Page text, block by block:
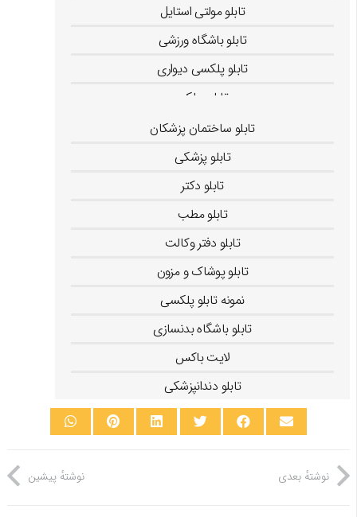
تابلو مولتی استایل
تابلو باشگاه ورزشی
تابلو پلکسی دیواری
تابلو پولکی
تابلو پزشکان
تابلو ساختمان پزشکان
تابلو پزشکی
تابلو دکتر
تابلو مطب
تابلو دفتر وکالت
تابلو پوشاک و مزون
نمونه تابلو پلکسی
تابلو باشگاه بدنسازی
لایت باکس
تابلو دندانپزشکی
نوشتهٔ پیشین نوشتهٔ بعدی